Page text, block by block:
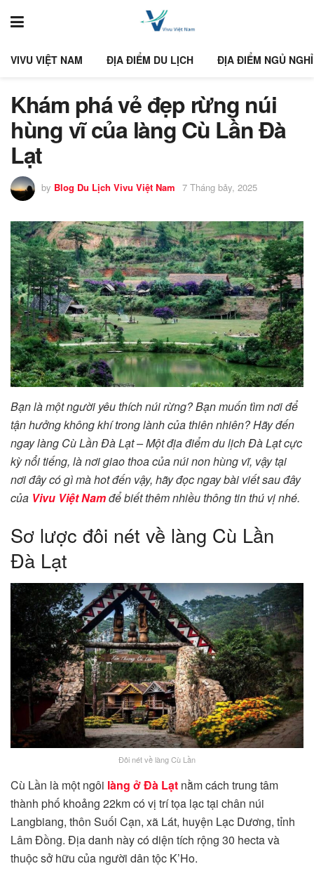
VIVU VIỆT NAM ĐỊA ĐIỂM DU LỊCH ĐỊA ĐIỂM NGỦ NGHỈ
Khám phá vẻ đẹp rừng núi
hùng vĩ của làng Cù Lần Đà
Lạt
by Blog Du Lịch Vivu Việt Nam 7 Tháng bảy, 2025
Bạn là một người yêu thích núi rừng? Bạn muốn tìm nơi để
tận hưởng không khí trong lành của thiên nhiên? Hãy đến
ngay làng Cù Lần Đà Lạt – Một địa điểm du lịch Đà Lạt cực
kỳ nổi tiếng, là nơi giao thoa của núi non hùng vĩ, vậy tại
nơi đây có gì mà hot đến vậy, hãy đọc ngay bài viết sau đây
của Vivu Việt Namđể biết thêm nhiều thông tin thú vị nhé.
Sơ lược đôi nét về làng Cù Lần
Đà Lạt
Đôi nét về làng Cù Lần
Cù Lần là một ngôi làng ở Đà Lạt nằm cách trung tâm
thành phố khoảng 22km có vị trí tọa lạc tại chân núi
Langbiang, thôn Suối Cạn, xã Lát, huyện Lạc Dương, tỉnh
Lâm Đồng. Địa danh này có diện tích rộng 30 hecta và
thuộc sở hữu của người dân tộc K’Ho.